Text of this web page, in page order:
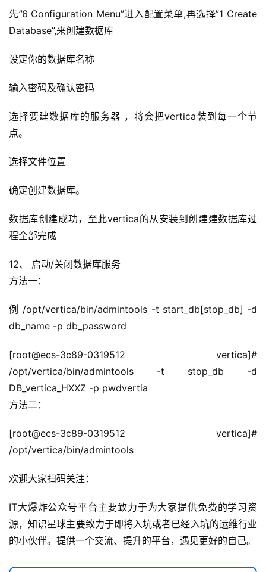
先”6 Configuration Menu”进入配置菜单,再选择”1 Create
Database”,来创建数据库
设定你的数据库名称
输入密码及确认密码
选择要建数据库的服务器 ，将会把vertica装到每一个节
点。
选择文件位置
确定创建数据库。
数据库创建成功，至此vertica的从安装到创建建数据库过
程全部完成
12、 启动/关闭数据库服务
方法一：
例 /opt/vertica/bin/admintools -t start_db[stop_db] -d
db_name -p db_password
[root@ecs-3c89-0319512 vertica]#
/opt/vertica/bin/admintools -t stop_db -d
DB_vertica_HXXZ -p pwdvertia
方法二：
[root@ecs-3c89-0319512 vertica]#
/opt/vertica/bin/admintools
欢迎大家扫码关注：
IT大爆炸公众号平台主要致力于为大家提供免费的学习资
源，知识星球主要致力于即将入坑或者已经入坑的运维行业
的小伙伴。提供一个交流、提升的平台，遇见更好的自己。